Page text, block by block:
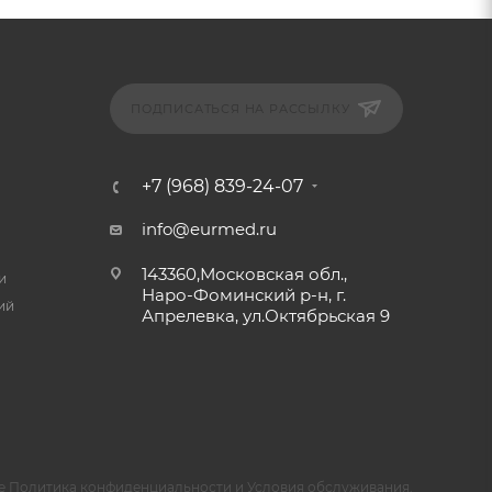
+7 (968) 839-24-07
info@eurmed.ru
143360,Московская обл.,
Наро-Фоминский р-н, г.
Апрелевка, ул.Октябрьская 9
Политика конфиденциальности и Условия обслуживания